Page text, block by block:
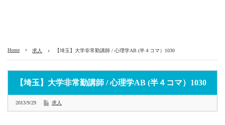
Home 求人 【埼玉】大学非常勤講師 / 心理学AB (半４コマ）1030
【埼玉】大学非常勤講師 / 心理学AB (半４コマ）1030
2013/9/29 求人